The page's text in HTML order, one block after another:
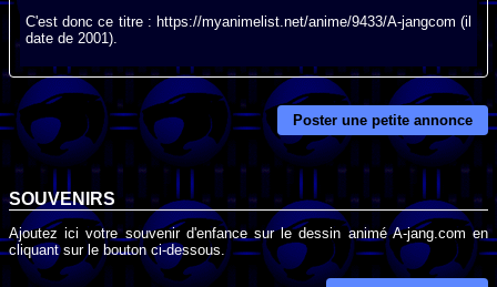
C'est donc ce titre : https://myanimelist.net/anime/9433/A-jangcom (il
date de 2001).
Poster une petite annonce
SOUVENIRS
Ajoutez ici votre souvenir d'enfance sur le dessin animé A-jang.com en
cliquant sur le bouton ci-dessous.